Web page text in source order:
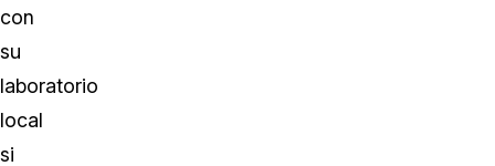
con
su
laboratorio
local
si